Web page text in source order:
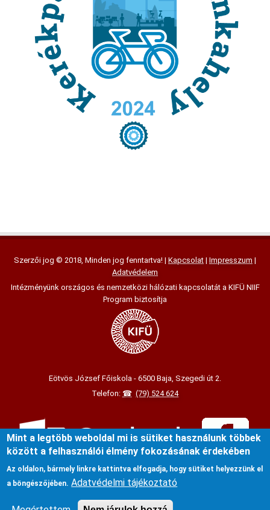
Mint a legtöbb weboldal mi is sütiket használunk többek
között a felhasználói élmény fokozásának érdekében
Az oldalon, bármely linkre kattintva elfogadja, hogy sütiket helyezzünk el
a böngészőjében. Adatvédelmi tájékoztató
Szerzői jog © 2018, Minden jog fenntartva! | Kapcsolat | Impresszum |
Adatvédelem
Intézményünk országos és nemzetközi hálózati kapcsolatát a KIFÜ NIIF
Program biztosítja
Eötvös József Főiskola - 6500 Baja, Szegedi út 2.
Telefon:
(79) 524 624